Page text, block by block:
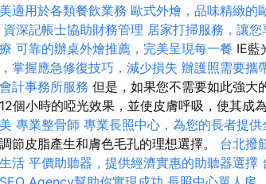
適用於各類餐飲業務 歐式外燴，品味精緻的
資深記帳士協助財務管理 居家打掃服務，讓
可靠的辦桌外燴推薦，完美呈現每一餐 IE藍
掌握應急修復技巧，減少損失 辦護照需要攜
計事務所服務 但是，如果您不需要如此強大
個小時的啞光效果，並使皮膚呼吸，使其成
專業整骨師 專業長照中心，為您的長者提供
節皮脂產生和膚色毛孔的理想選擇。 台北撥
活 平價助聽器，提供經濟實惠的助聽器選擇